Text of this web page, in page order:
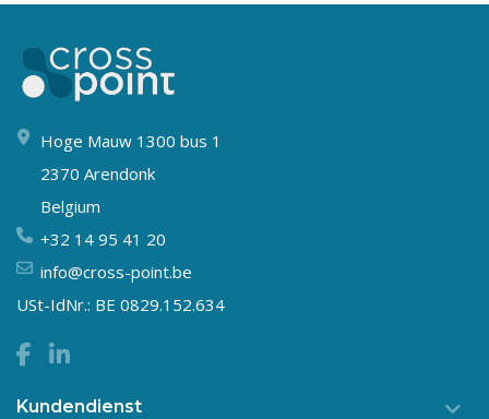
Hoge Mauw 1300 bus 1
2370 Arendonk
Belgium
+32 14 95 41 20
info@cross-point.be
USt-IdNr.: BE 0829.152.634
Kundendienst